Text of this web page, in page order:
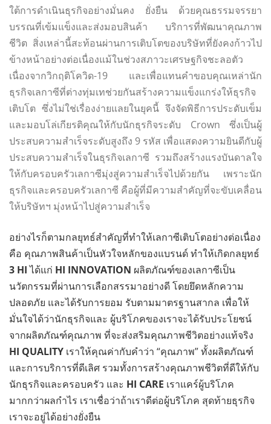
ใต้การดำเนินธุรกิจอย่างมั่นคง ยั่งยืน ด้วยคุณธรรมจรรยา
บรรณที่เข้มแข็งและส่งมอบสินค้า บริการที่พัฒนาคุณภาพ
ชีวิต สิ่งเหล่านี้สะท้อนผ่านการเติบโตของบริษัทที่ยังคงก้าวไป
ข้างหน้าอย่างต่อเนื่องแม้ในช่วงสภาวะเศรษฐกิจชะลอตัว
เนื่องจากวิกฤติโควิด-19 และเพื่อแทนคำขอบคุณเหล่านัก
ธุรกิจเลกาซีที่ต่างทุ่มเทช่วยกันสร้างความแข็งแกร่งให้ธุรกิจ
เติบโต ซึ่งไม่ใช่เรื่องง่ายแลยในยุคนี้ จึงจัดพิธีการประดับเข็ม
และมอบโล่เกียรติคุณให้กับนักธุรกิจระดับ Crown ซึ่งเป็นผู้
ประสบความสำเร็จระดับสูงถึง 9 รหัส เพื่อแสดงความยินดีกับผู้
ประสบความสำเร็จในธุรกิจเลกาซี รวมถึงสร้างแรงบันดาลใจ
ให้กับครอบครัวเลกาซีมุ่งสู่ความสำเร็จไปด้วยกัน เพราะนัก
ธุรกิจและครอบครัวเลกาซี คือผู้ที่มีความสำคัญที่จะขับเคลื่อน
ให้บริษัทฯ มุ่งหน้าไปสู่ความสำเร็จ
อย่างไรก็ตามกลยุทธ์สำคัญที่ทำให้เลกาซีเติบโตอย่างต่อเนื่อง
คือ คุณภาพสินค้าเป็นหัวใจหลักของแบรนด์ ทำให้เกิดกลยุทธ์
3 HIได้แก่ HI INNOVATION ผลิตภัณฑ์ของเลกาซีเป็น
นวัตกรรมที่ผ่านการเลือกสรรมาอย่างดี โดยยึดหลักความ
ปลอดภัย และได้รับการยอม รับตามมาตรฐานสากล เพื่อให้
มั่นใจได้ว่านักธุรกิจและ ผู้บริโภคของเราจะได้รับประโยชน์
จากผลิตภัณฑ์คุณภาพ ที่จะส่งสริมคุณภาพชีวิตอย่างแท้จริง
HI QUALITY เราให้คุณค่ากับคำว่า “คุณภาพ” ทั้งผลิตภัณฑ์
และการบริการที่ดีเลิศ รวมทั้งการสร้างคุณภาพชีวิตที่ดีให้กับ
นักธุรกิจและครอบครัว และ HI CARE เราแคร์ผู้บริโภค
มากกว่าผลกำไร เราเชื่อว่าถ้าเราดีต่อผู้บริโภค สุดท้ายธุรกิจ
เราจะอยู่ได้อย่างยั่งยืน